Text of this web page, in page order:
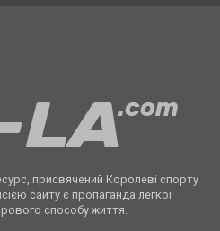
присвячений Королеві спорту
сайту є пропаганда легкої
способу життя.